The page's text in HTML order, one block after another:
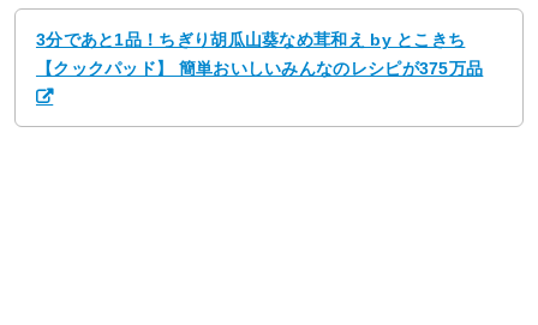
3分であと1品！ちぎり胡瓜山葵なめ茸和え by とこきち
【クックパッド】 簡単おいしいみんなのレシピが375万品